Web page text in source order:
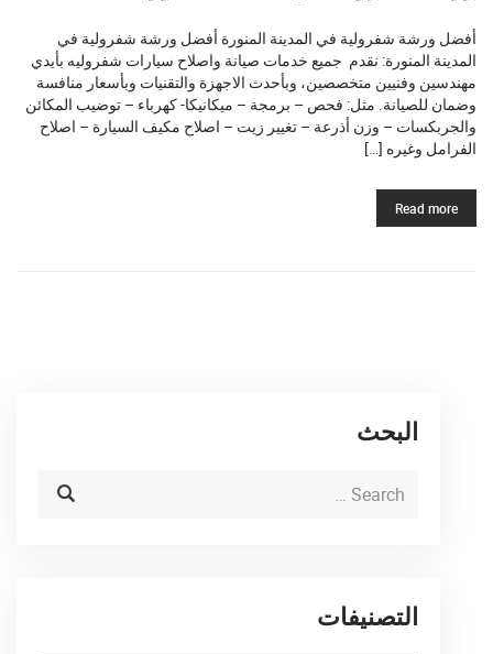
أفضل ورشة شفرولية في المدينة المنورة أفضل ورشة شفرولية في
المدينة المنورة: نقدم جميع خدمات صيانة واصلاح سيارات شفروليه بأيدي
مهندسين وفنيين متخصصين، وبأحدث الاجهزة والتقنيات وبأسعار منافسة
وضمان للصيانة. مثل: فحص – برمجة – ميكانيكا- كهرباء – توضيب المكائن
والجربكسات – وزن أذرعة – تغيير زيت – اصلاح مكيف السيارة – اصلاح
الفرامل وغيره […]
Read more
البحث
التصنيفات